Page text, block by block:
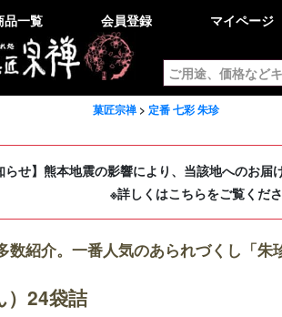
品一覧 会員登録 マイページ
菓匠宗禅 定番 七彩 朱珍
らせ】熊本地震の影響により、当該地へのお
※詳しくはこちらをご覧くだ
数紹介。一番人気のあられづくし「朱
）24袋詰